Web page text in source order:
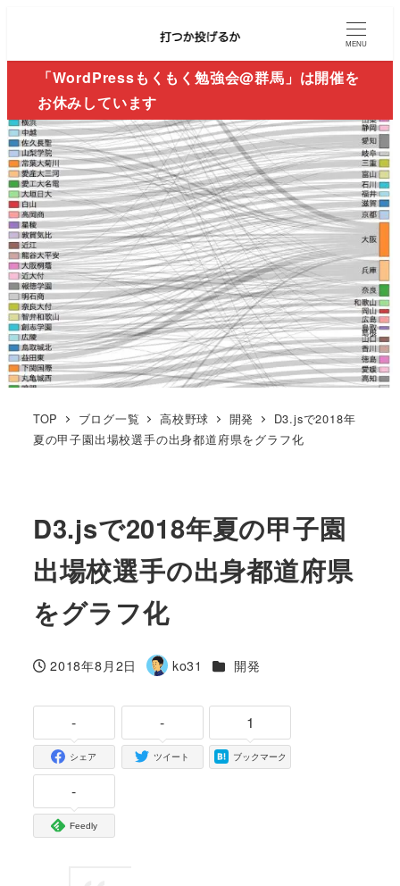
MENU
「WordPressもくもく勉強会@群馬」は開催を
お休みしています
TOP ブログ一覧 高校野球 開発
D3.jsで2018年
夏の甲子園出場校選手の出身都道府県をグラフ化
D3.jsで2018年夏の甲子園
出場校選手の出身都道府県
をグラフ化
投稿日
2018年8月2日
著
ko31 カテゴリー
開発
-
シェア
-
ツイート
1
ブックマーク
-
Feedly